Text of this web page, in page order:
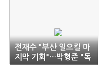
전재수 "부산 일으킬 마
지막 기회"…박형준 "독
주 견제해야"